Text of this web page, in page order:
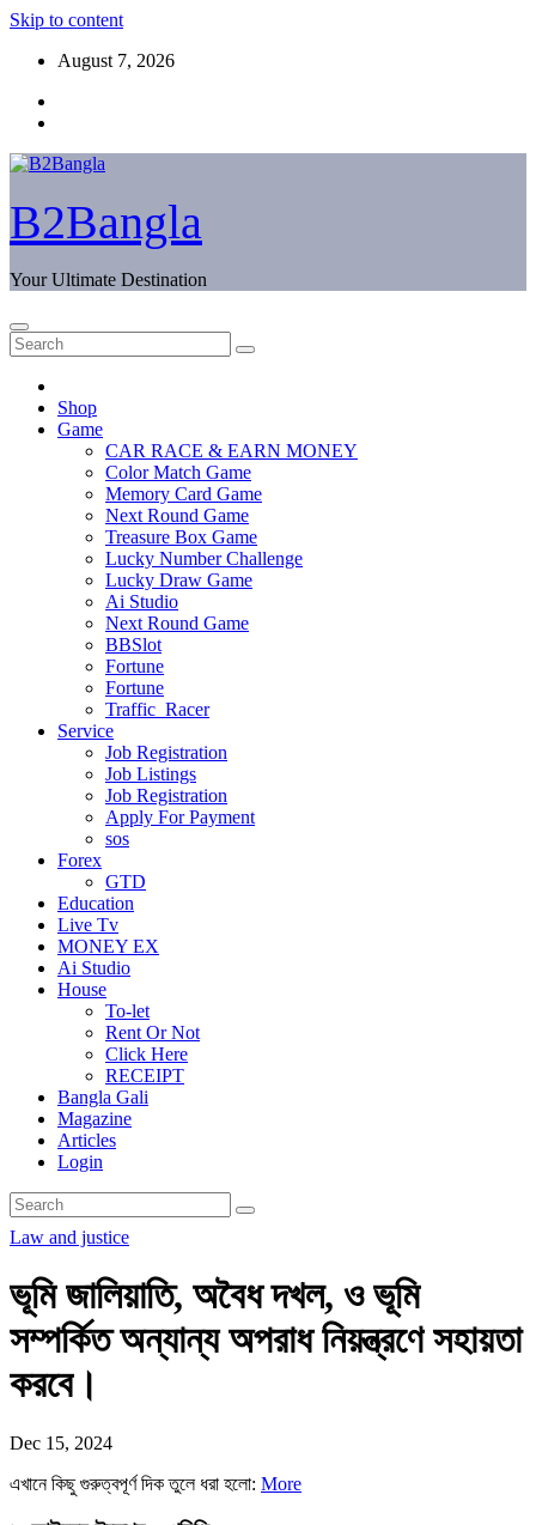
Skip to content
August 7, 2026
B2Bangla
Your Ultimate Destination
Shop
Game
CAR RACE & EARN MONEY
Color Match Game
Memory Card Game
Next Round Game
Treasure Box Game
Lucky Number Challenge
Lucky Draw Game
Ai Studio
Next Round Game
BBSlot
Fortune
Fortune
Traffic_Racer
Service
Job Registration
Job Listings
Job Registration
Apply For Payment
sos
Forex
GTD
Education
Live Tv
MONEY EX
Ai Studio
House
To-let
Rent Or Not
Click Here
RECEIPT
Bangla Gali
Magazine
Articles
Login
Law and justice
ভূমি জালিয়াতি, অবৈধ দখল, ও ভূমি
সম্পর্কিত অন্যান্য অপরাধ নিয়ন্ত্রণে সহায়তা
করবে।
Dec 15, 2024
এখানে কিছু গুরুত্বপূর্ণ দিক তুলে ধরা হলো: More